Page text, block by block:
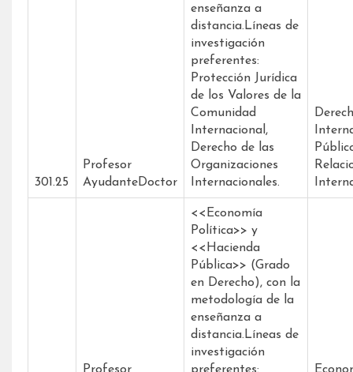
301.25
Profesor
AyudanteDoctor
enseñanza a
distancia.Líneas de
investigación
preferentes:
Protección Jurídica
de los Valores de la
Comunidad
Internacional,
Derecho de las
Organizaciones
Internacionales.
<<Economía
Política>> y
<<Hacienda
Pública>> (Grado
en Derecho), con la
metodología de la
enseñanza a
distancia.Líneas de
investigación